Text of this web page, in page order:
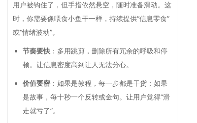
用户被钩住了，但手指依然悬空，随时准备滑动。这
时，你需要像喂食小鱼干一样，持续提供“信息零食”
或“情绪波动”。
节奏要快 ：多用跳剪，删除所有冗余的呼吸和停
顿。让信息密度高到让人无法分心。
价值要密 ：如果是教程，每一步都是干货；如果
是故事，每十秒一个反转或金句。让用户觉得“滑
走就亏了”。